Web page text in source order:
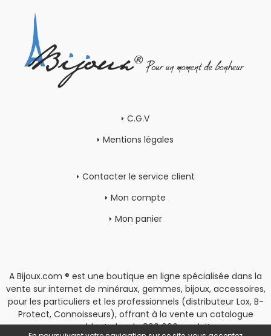
C.G.V
Mentions légales
Contacter le service client
Mon compte
Mon panier
A Bijoux.com ® est une boutique en ligne spécialisée dans la
vente sur internet de minéraux, gemmes, bijoux, accessoires,
pour les particuliers et les professionnels (distributeur Lox, B-
Protect, Connoisseurs), offrant à la vente un catalogue
rassemblant plus de 800 000 produits.